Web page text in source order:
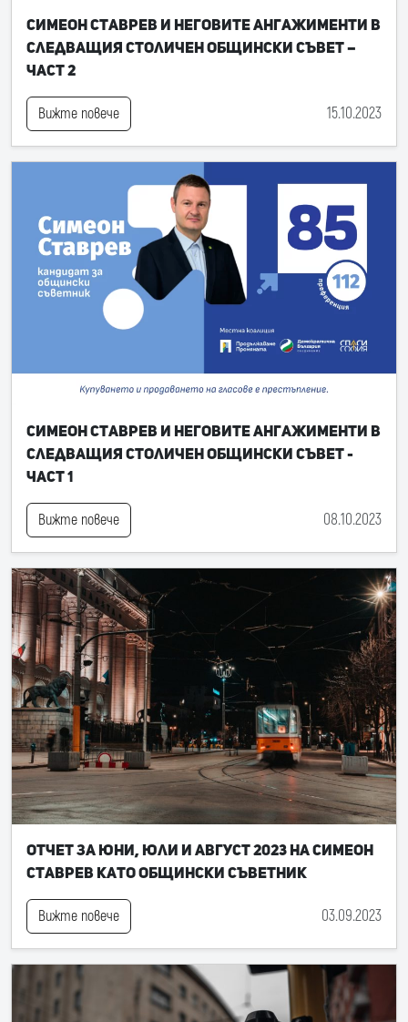
Симеон Ставрев и неговите ангажименти в
следващия Столичен общински съвет –
част 2
Вижте повече 15.10.2023
Симеон Ставрев и неговите ангажименти в
следващия Столичен общински съвет -
част 1
Вижте повече 08.10.2023
Отчет за юни, юли и август 2023 на Симеон
Ставрев като общински съветник
Вижте повече 03.09.2023